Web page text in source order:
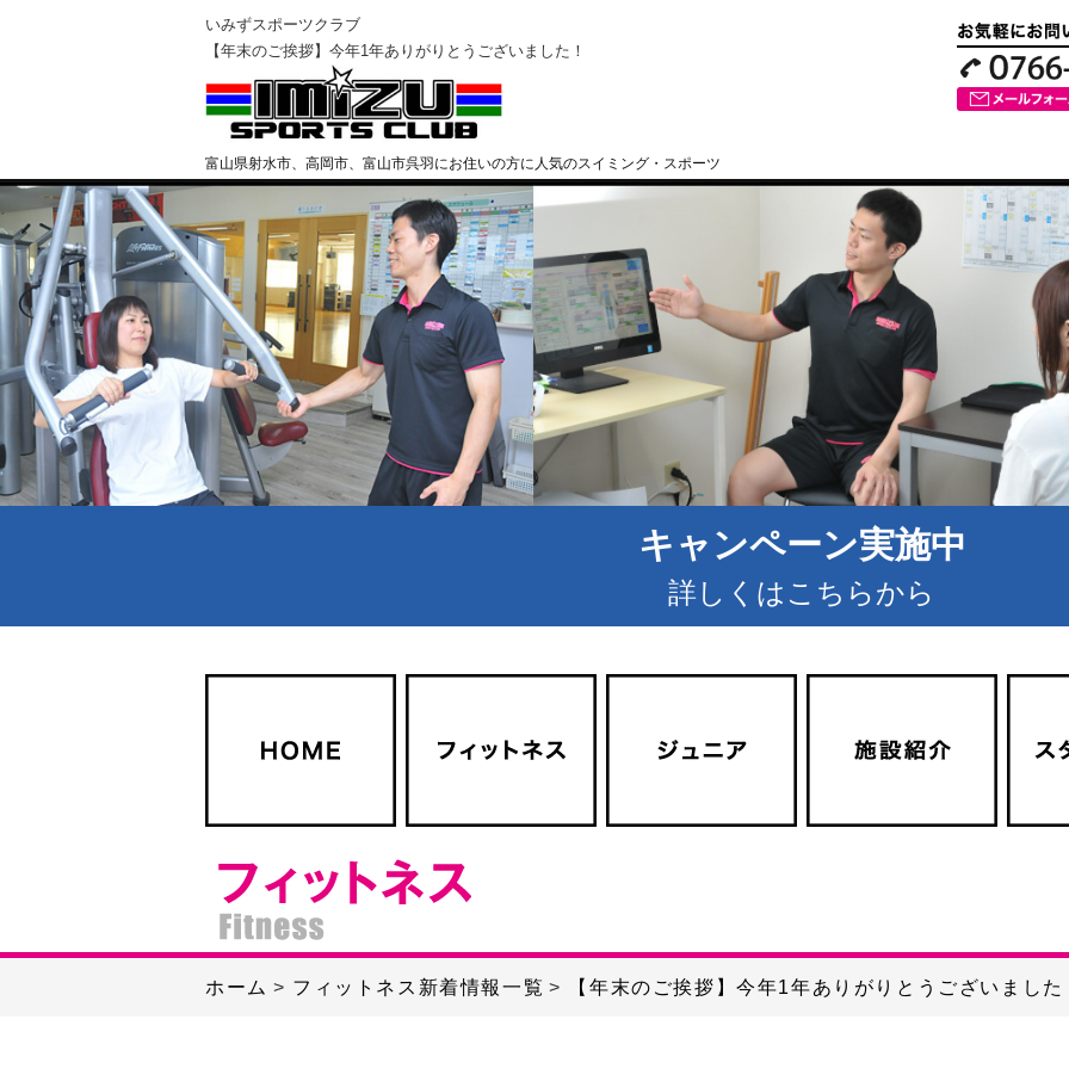
いみずスポーツクラブ
【年末のご挨拶】今年1年ありがりとうございました！
富山県射水市、高岡市、富山市呉羽にお住いの方に人気のスイミング・スポーツ
キャンペーン実施中
詳しくはこちらから
ホーム フィットネス新着情報一覧 【年末のご挨拶】今年1年ありがりとうございました